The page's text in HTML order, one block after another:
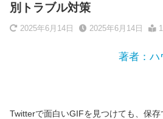
別トラブル対策
2025年6月14日 2025年6月14日
著者：ハ
Twitterで面白いGIFを見つけても、保